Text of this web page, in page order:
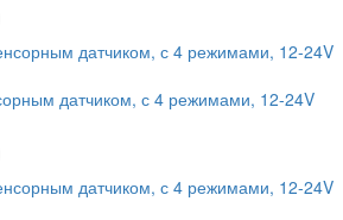
датчиком, с 4 режимами, 12-24V